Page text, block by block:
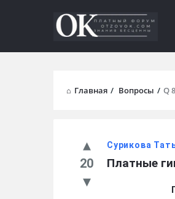
Форум
Отзывы
Главная / Вопросы / Q
Сурикова
Платные
20